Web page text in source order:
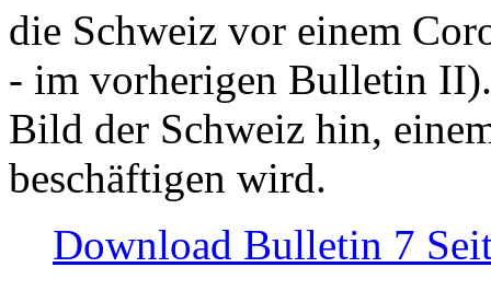
die Schweiz vor einem
- im vorherigen Bulletin
Bild der Schweiz hin,
beschäftigen wird.
Download Bulletin 7